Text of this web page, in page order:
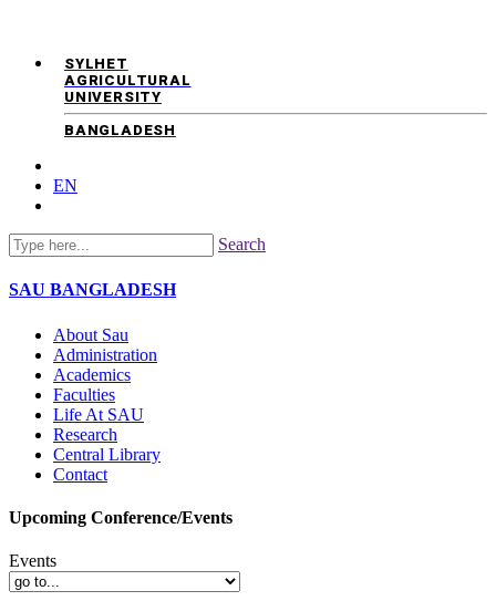
SYLHET
AGRICULTURAL
UNIVERSITY
BANGLADESH
EN
Search
SAU BANGLADESH
About Sau
Administration
Academics
Faculties
Life At SAU
Research
Central Library
Contact
Upcoming Conference/Events
Events